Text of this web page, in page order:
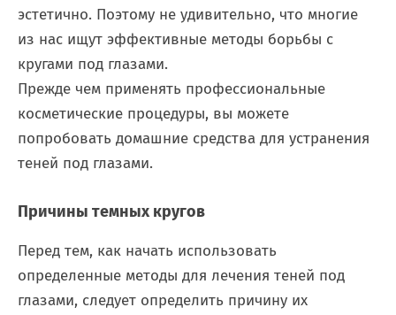
эстетично. Поэтому не удивительно, что многие
из нас ищут эффективные методы борьбы с
кругами под глазами.
Прежде чем применять профессиональные
косметические процедуры, вы можете
попробовать домашние средства для устранения
теней под глазами.
Причины темных кругов
Перед тем, как начать использовать
определенные методы для лечения теней под
глазами, следует определить причину их